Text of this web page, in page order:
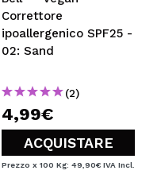
Correttore
ipoallergenico SPF25 -
02: Sand
(2)
4,99€
ACQUISTARE
Prezzo x 100 Kg: 49,90€ IVA Incl.